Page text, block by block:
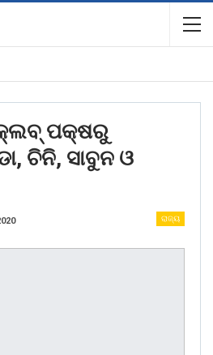
ପକ୍ଷରୁ
ଚିନି, ସାବୁନ ଓ
ରାଜ୍ୟ